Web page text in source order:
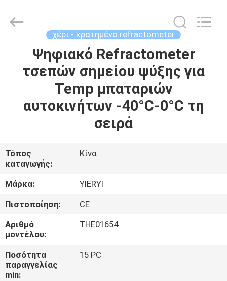
ΑΡΧΙΚΉ
ΣΕΛΊΔΑ
ΠΡΟΪΌΝΤΑ
ΜΕ
ΕΜΆΣ
ΓΎΡΟΣ
ΕΡΓΟΣΤΑΣΊΩΝ
ΠΟΙΟΤΙΚΌΣ
ΈΛΕΓΧΟΣ
Technology
χέρι - κρατημένο refractometer
Ψηφιακό Refractometer
τσεπών σημείου ψύξης για
Temp μπαταριών
αυτοκινήτων -40°C-0°C τη
σειρά
Τόπος
καταγωγής:
Κίνα
Μάρκα:
YIERYI
Πιστοποίηση:
CE
Αριθμό
μοντέλου:
THE01654
Ποσότητα
παραγγελίας
min:
15 PC